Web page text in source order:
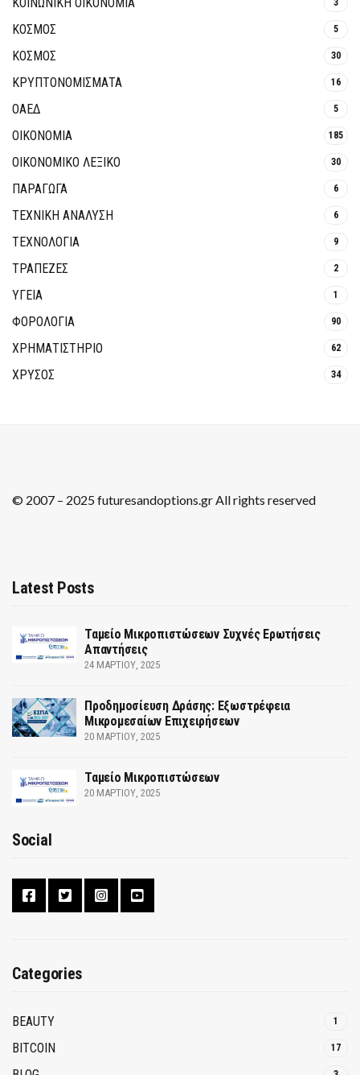
ΚΟΣΜΟΣ 5
ΚΟΣΜΟΣ 30
ΚΡΥΠΤΟΝΟΜΊΣΜΑΤΑ 16
ΟΑΕΔ 5
ΟΙΚΟΝΟΜΙΑ 185
ΟΙΚΟΝΟΜΙΚΟ ΛΕΞΙΚΟ 30
ΠΑΡΑΓΩΓΑ 6
ΤΕΧΝΙΚΗ ΑΝΑΛΥΣΗ 6
ΤΕΧΝΟΛΟΓΙΑ 9
ΤΡΆΠΕΖΕΣ 2
ΥΓΕΙΑ 1
ΦΟΡΟΛΟΓΙΑ 90
ΧΡΗΜΑΤΙΣΤΗΡΙΟ 62
ΧΡΥΣΟΣ 34
© 2007 – 2025 futuresandoptions.gr All rights reserved
Latest Posts
Ταμείο Μικροπιστώσεων Συχνές Ερωτήσεις
Απαντήσεις
24 ΜΑΡΤΊΟΥ, 2025
Προδημοσίευση Δράσης: Εξωστρέφεια
Μικρομεσαίων Επιχειρήσεων
20 ΜΑΡΤΊΟΥ, 2025
Ταμείο Μικροπιστώσεων
20 ΜΑΡΤΊΟΥ, 2025
Social
Categories
BEAUTY 1
BITCOIN 17